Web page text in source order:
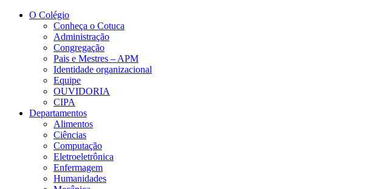
Conteúdo principal
O Colégio
Conheça o Cotuca
Administração
Congregação
Pais e Mestres – APM
Identidade organizacional
Equipe
OUVIDORIA
CIPA
Departamentos
Alimentos
Ciências
Computação
Eletroeletrônica
Enfermagem
Humanidades